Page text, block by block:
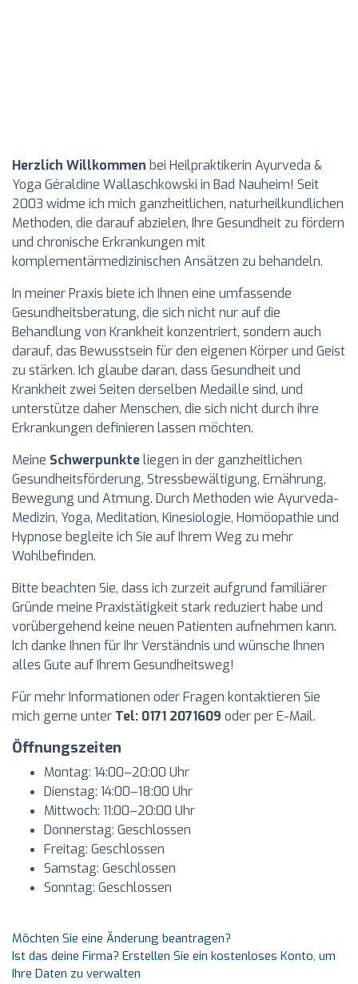
Herzlich Willkommen bei Heilpraktikerin Ayurveda &
Yoga Géraldine Wallaschkowski in Bad Nauheim! Seit
2003 widme ich mich ganzheitlichen, naturheilkundlichen
Methoden, die darauf abzielen, Ihre Gesundheit zu fördern
und chronische Erkrankungen mit
komplementärmedizinischen Ansätzen zu behandeln.
In meiner Praxis biete ich Ihnen eine umfassende
Gesundheitsberatung, die sich nicht nur auf die
Behandlung von Krankheit konzentriert, sondern auch
darauf, das Bewusstsein für den eigenen Körper und Geist
zu stärken. Ich glaube daran, dass Gesundheit und
Krankheit zwei Seiten derselben Medaille sind, und
unterstütze daher Menschen, die sich nicht durch ihre
Erkrankungen definieren lassen möchten.
Meine Schwerpunkteliegen in der ganzheitlichen
Gesundheitsförderung, Stressbewältigung, Ernährung,
Bewegung und Atmung. Durch Methoden wie Ayurveda-
Medizin, Yoga, Meditation, Kinesiologie, Homöopathie und
Hypnose begleite ich Sie auf Ihrem Weg zu mehr
Wohlbefinden.
Bitte beachten Sie, dass ich zurzeit aufgrund familiärer
Gründe meine Praxistätigkeit stark reduziert habe und
vorübergehend keine neuen Patienten aufnehmen kann.
Ich danke Ihnen für Ihr Verständnis und wünsche Ihnen
alles Gute auf Ihrem Gesundheitsweg!
Für mehr Informationen oder Fragen kontaktieren Sie
mich gerne unter Tel: 0171 2071609 oder per E-Mail.
Öffnungszeiten
Montag: 14:00–20:00 Uhr
Dienstag: 14:00–18:00 Uhr
Mittwoch: 11:00–20:00 Uhr
Donnerstag: Geschlossen
Freitag: Geschlossen
Samstag: Geschlossen
Sonntag: Geschlossen
Möchten Sie eine Änderung beantragen?
Ist das deine Firma? Erstellen Sie ein kostenloses Konto, um
Ihre Daten zu verwalten